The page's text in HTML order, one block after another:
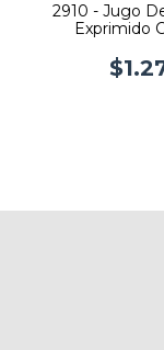
2910 - Jugo
Exprimido